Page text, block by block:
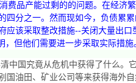
费品产能过剩的的问题。在经济
四分之一。然而现如今，负债累
应该采取整改措施--关闭大量出口
，但他们需要进一步采取实际措施
中国究竟从危机中获得了什么。
国油田、矿业公司等来获得海外